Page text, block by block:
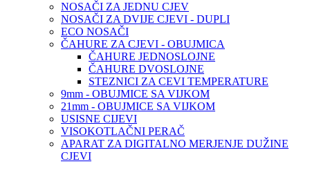
NOSAČI ZA JEDNU CJEV
NOSAČI ZA DVIJE CJEVI - DUPLI
ECO NOSAČI
ČAHURE ZA CJEVI - OBUJMICA
ČAHURE JEDNOSLOJNE
ČAHURE DVOSLOJNE
STEZNICI ZA CEVI TEMPERATURE
9mm - OBUJMICE SA VIJKOM
21mm - OBUJMICE SA VIJKOM
USISNE CIJEVI
VISOKOTLAČNI PERAČ
APARAT ZA DIGITALNO MERJENJE DUŽINE
CJEVI